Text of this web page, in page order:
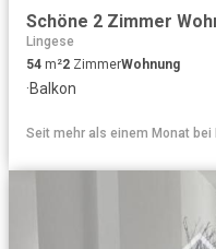
Lingese
54 m²2 ZimmerWohnung
·Balkon
Seit mehr als einem Monat bei